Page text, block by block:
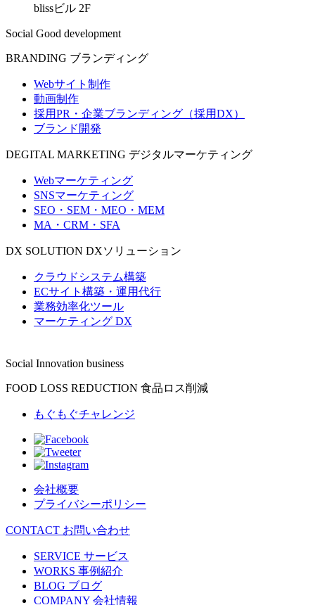
blissビル 2F
Social Good development
BRANDING ブランディング
Webサイト制作
動画制作
採用PR・企業ブランディング（採用DX）
ブランド開発
DEGITAL MARKETING デジタルマーケティング
Webマーケティング
SNSマーケティング
SEO・SEM・MEO・MEM
MA・CRM・SFA
DX SOLUTION DXソリューション
クラウドシステム構築
ECサイト構築・運用代行
業務効率化ツール
マーケティング DX
Social Innovation business
FOOD LOSS REDUCTION 食品ロス削減
もぐもぐチャレンジ
会社概要
プライバシーポリシー
CONTACT お問い合わせ
SERVICE サービス
WORKS 事例紹介
BLOG ブログ
COMPANY 会社情報